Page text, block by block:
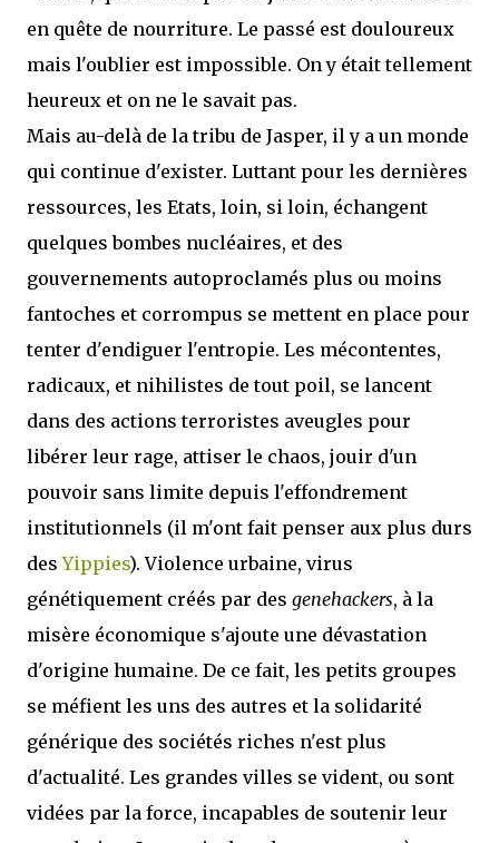
en quête de nourriture. Le passé est douloureux
mais l'oublier est impossible. On y était tellement
heureux et on ne le savait pas.
Mais au-delà de la tribu de Jasper, il y a un monde
qui continue d'exister. Luttant pour les dernières
ressources, les Etats, loin, si loin, échangent
quelques bombes nucléaires, et des
gouvernements autoproclamés plus ou moins
fantoches et corrompus se mettent en place pour
tenter d'endiguer l'entropie. Les mécontentes,
radicaux, et nihilistes de tout poil, se lancent
dans des actions terroristes aveugles pour
libérer leur rage, attiser le chaos, jouir d'un
pouvoir sans limite depuis l'effondrement
institutionnels (il m'ont fait penser aux plus durs
desYippies). Violence urbaine, virus
génétiquement créés par des genehackers, à la
misère économique s'ajoute une dévastation
d'origine humaine. De ce fait, les petits groupes
se méfient les uns des autres et la solidarité
générique des sociétés riches n'est plus
d'actualité. Les grandes villes se vident, ou sont
vidées par la force, incapables de soutenir leur